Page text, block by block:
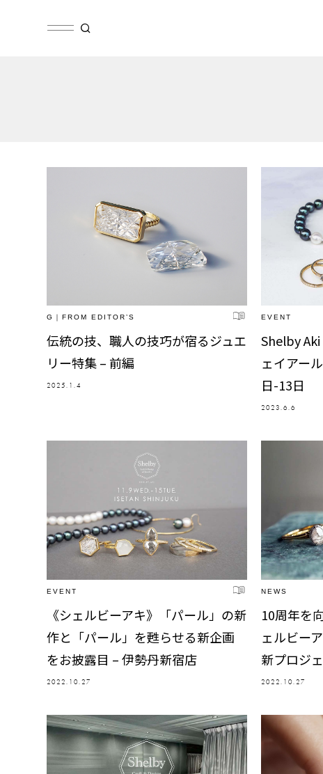
G｜FROM EDITOR’S
伝統の技、職人の技巧が宿るジュエ
リー特集 – 前編
2025.1.4
EVENT
Shelby
ェイアー
日-13日
2023.6.6
EVENT
《シェルビーアキ》「パール」の新
作と「パール」を甦らせる新企画
をお披露目 – 伊勢丹新宿店
2022.10.27
NEWS
10周年を
ェルビー
新プロジ
2022.10.27